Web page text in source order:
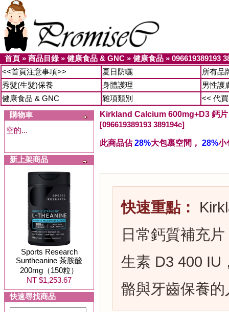
首頁 » 商品目錄» 健康食品 & GNC » 健康食品 » 096619389193
<<首頁注意事項>>
夏日防曬
所有品
秀髮(生髮)保養
身體護理
男性護
健康食品 & GNC
雜項類別
<< 代
購物車
空的...
新上架商品
Sports Research
Suntheanine 茶胺酸
200mg（150粒）
NT $1,253.67
快速尋找商品
Kirkland Calcium 600mg+D3 鈣
[096619389193 389194c]
此商品佔28%大包裹空間， 28%小
快速重點：
日常鈣質補充
生素 D3 400 IU
骼與牙齒保養的